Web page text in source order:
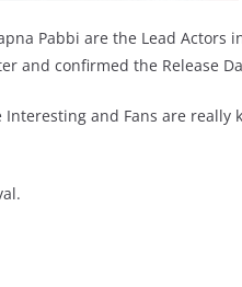
Pabbi are the Lead Actors
and confirmed the Release
Interesting and Fans are really